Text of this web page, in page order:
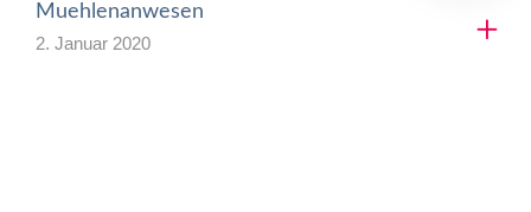
Muehlenanwesen
2. Januar 2020